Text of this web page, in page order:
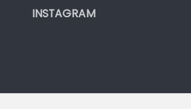
INSTAGRAM